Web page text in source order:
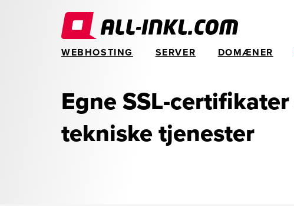
WEBHOSTING SERVER DOMÆNER
Egne SSL-
tekniske tjenester